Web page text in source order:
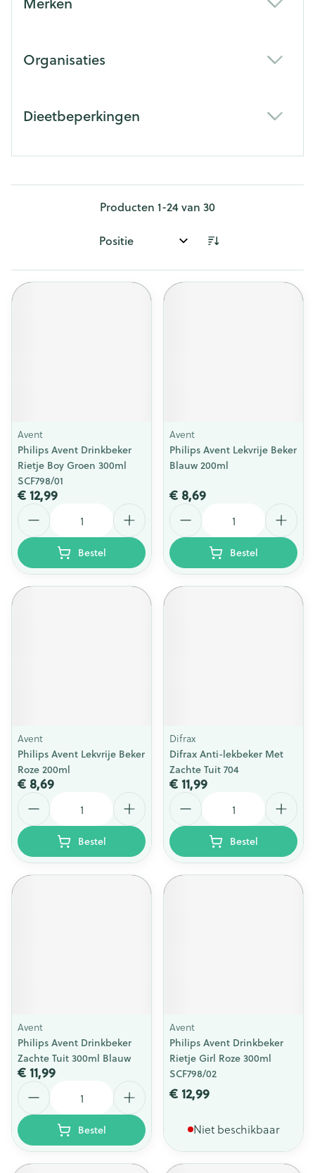
Organisaties
Dieetbeperkingen
Producten 1-24van 30
Sorteer op:
Avent
Philips Avent Drinkbeker
Rietje Boy Groen 300ml
SCF798/01
€ 12,99
Bestel
Avent
Philips Avent Lekvrije Beker
Blauw 200ml
€ 8,69
Aantal
Bestel
Avent
Philips Avent Lekvrije Beker
Roze 200ml
€ 8,69
Bestel
Difrax
Difrax Anti-lekbeker Met
Zachte Tuit 704
€ 11,99
Aantal
Bestel
Avent
Philips Avent Drinkbeker
Zachte Tuit 300ml Blauw
€ 11,99
Bestel
Avent
Philips Avent Drinkbeker
Rietje Girl Roze 300ml
SCF798/02
€ 12,99
Niet beschikbaar